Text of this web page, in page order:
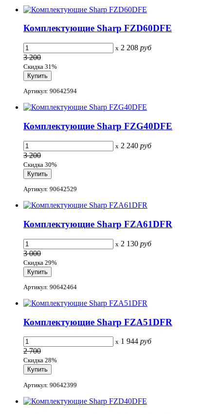
Комплектующие Sharp FZD60DFE
x 2 208 руб
3 200
Скидка 31%
Артикул: 90642594
Комплектующие Sharp FZG40DFE
x 2 240 руб
3 200
Скидка 30%
Артикул: 90642529
Комплектующие Sharp FZA61DFR
x 2 130 руб
3 000
Скидка 29%
Артикул: 90642464
Комплектующие Sharp FZA51DFR
x 1 944 руб
2 700
Скидка 28%
Артикул: 90642399